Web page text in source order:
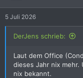
n
:
5 Juli 2026
DerJens schrieb:
Laut dem Office
dieses Jahr nix mehr.
nix bekannt.